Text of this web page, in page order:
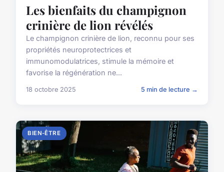
Les bienfaits du champignon
crinière de lion révélés
Le champignon crinière de lion, reconnu pour ses
propriétés neuroprotectrices et
immunomodulatrices, stimule la mémoire et
favorise la régénération ne...
18 octobre 2025 5 min de lecture →
BIEN-ÊTRE